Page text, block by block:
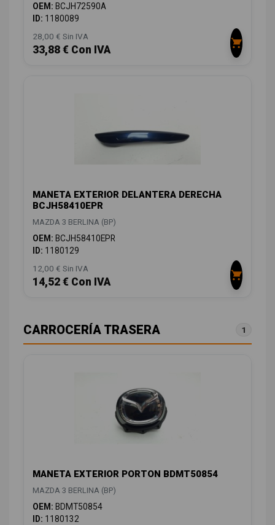
OEM: BCJH72590A
ID: 1180089
28,00 € Sin IVA
33,88 € Con IVA
MANETA EXTERIOR DELANTERA DERECHA
BCJH58410EPR
MAZDA 3 BERLINA (BP)
OEM: BCJH58410EPR
ID: 1180129
12,00 € Sin IVA
14,52 € Con IVA
CARROCERÍA TRASERA 1
MANETA EXTERIOR PORTON BDMT50854
MAZDA 3 BERLINA (BP)
OEM: BDMT50854
ID: 1180132